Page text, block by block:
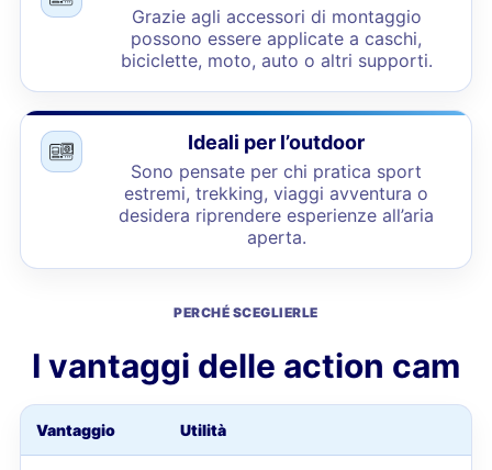
Grazie agli accessori di montaggio
possono essere applicate a caschi,
biciclette, moto, auto o altri supporti.
Ideali per l’outdoor
Sono pensate per chi pratica sport
estremi, trekking, viaggi avventura o
desidera riprendere esperienze all’aria
aperta.
PERCHÉ SCEGLIERLE
I vantaggi delle action cam
Vantaggio Utilità